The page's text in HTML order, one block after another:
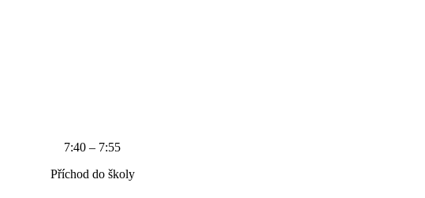
7:40 – 7:55
Příchod do školy